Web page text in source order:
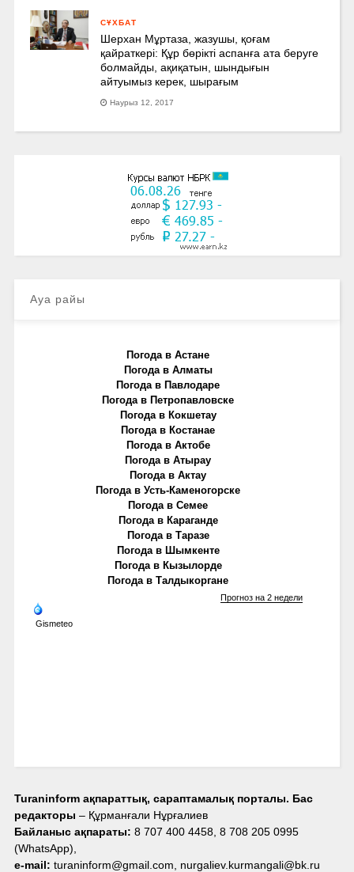
СҰХБАТ
Шерхан Мұртаза, жазушы, қоғам
қайраткері: Құр бөрікті аспанға ата беруге
болмайды, ақиқатын, шындығын
айтуымыз керек, шырағым
Наурыз 12, 2017
Ауа райы
Погода в Астане
Погода в Алматы
Погода в Павлодаре
Погода в Петропавловске
Погода в Кокшетау
Погода в Костанае
Погода в Актобе
Погода в Атырау
Погода в Актау
Погода в Усть-Каменогорске
Погода в Семее
Погода в Караганде
Погода в Таразе
Погода в Шымкенте
Погода в Кызылорде
Погода в Талдыкоргане
Gismeteo
Прогноз на 2 недели
Turaninform ақпараттық, сараптамалық порталы. Бас
редакторы – Құрманғали Нұрғалиев
Байланыс ақпараты: 8 707 400 4458, 8 708 205 0995
(WhatsApp),
e-mail: turaninform@gmail.com, nurgaliev.kurmangali@bk.ru